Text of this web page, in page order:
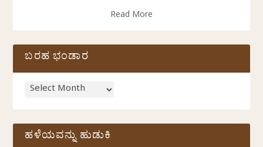
Read More
ಬರಹ ಭಂಡಾರ
ಹಳೆಯವನ್ನು ಹುಡುಕಿ